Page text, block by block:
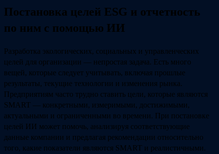
Постановка целей ESG и отчетность
по ним с помощью ИИ
Разработка экологических, социальных и управленческих
целей для организации — непростая задача. Есть много
вещей, которые следует учитывать, включая прошлые
результаты, текущие технологии и изменения рынка.
Предприятиям часто трудно ставить цели, которые являются
SMART — конкретными, измеримыми, достижимыми,
актуальными и ограниченными во времени. При постановке
целей ИИ может помочь, анализируя соответствующие
данные компании и предлагая рекомендации относительно
того, какие показатели являются SMART и реалистичными.